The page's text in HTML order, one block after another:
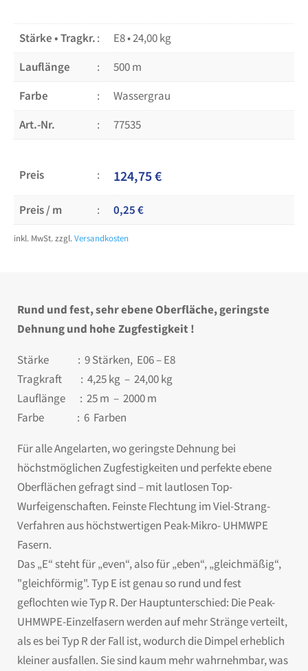
Stärke • Tragkr.
E8 • 24,00 kg
Lauflänge
500 m
Farbe
Wassergrau
Art.-Nr.
77535
Preis 124,75€
Preis / m 0,25€
inkl. MwSt. zzgl. Versandkosten
Rund und fest, sehr ebene Oberfläche, geringste
Dehnung und hohe Zugfestigkeit !
Stärke : 9 Stärken, E06 – E8
Tragkraft : 4,25 kg – 24,00 kg
Lauflänge : 25 m – 2000 m
Farbe : 6 Farben
Für alle Angelarten, wo geringste Dehnung bei
höchstmöglichen Zugfestigkeiten und perfekte ebene
Oberflächen gefragt sind – mit lautlosen Top-
Wurfeigenschaften. Feinste Flechtung im Viel-Strang-
Verfahren aus höchstwertigen Peak-Mikro- UHMWPE
Fasern.
Das „E“ steht für „even“, also für „eben“, „gleichmäßig“,
"gleichförmig". Typ E ist genau so rund und fest
geflochten wie Typ R. Der Hauptunterschied: Die Peak-
UHMWPE-Einzelfasern werden auf mehr Stränge verteilt,
als es bei Typ R der Fall ist, wodurch die Dimpel erheblich
kleiner ausfallen. Sie sind kaum mehr wahrnehmbar, was